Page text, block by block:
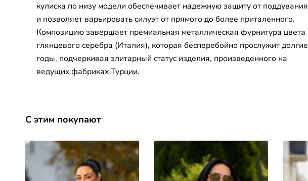
кулиска по низу модели обеспечивает надежную защиту от поддувания
и позволяет варьировать силуэт от прямого до более приталенного.
Композицию завершает премиальная металлическая фурнитура цвета
глянцевого серебра (Италия), которая бесперебойно прослужит долгие
годы, подчеркивая элитарный статус изделия, произведенного на
ведущих фабриках Турции.
С этим покупают